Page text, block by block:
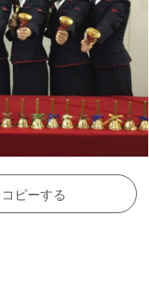
ピーする